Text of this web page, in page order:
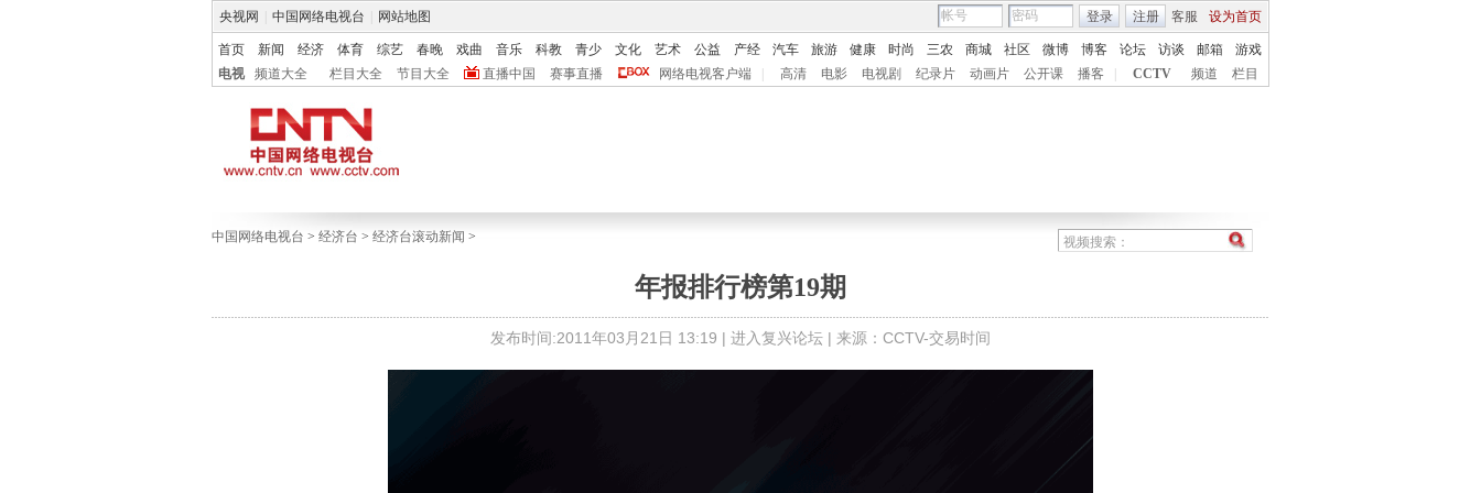
央视网 中国网络电视台 网站地图 客服 设为首页
登录 注册
首页 新闻 经济 体育 综艺 春晚 戏曲 音乐 科教 青少 文化 艺术 公益 产经 汽车 旅游 健康 时尚 三农 商城 社区 微博 博客 论坛 访谈 邮箱
游戏
电视
频道大全 栏目大全 节目大全 直播中国 赛事直播 网络电视客户端 高清 电影 电视剧 纪录片 动画片 公开课 播客 CCTV 频道 栏目
中国网络电视台 > 经济台 > 经济台滚动新闻 >
年报排行榜第19期
发布时间:2011年03月21日 13:19 | 进入复兴论坛 | 来源：CCTV-交易时间